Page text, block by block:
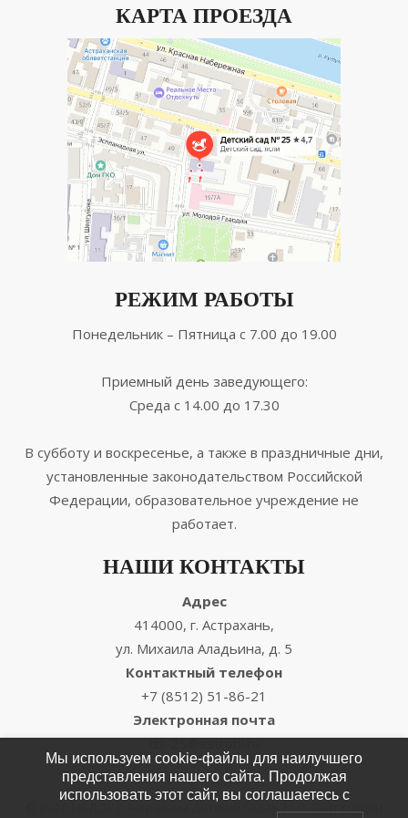
КАРТА ПРОЕЗДА
РЕЖИМ РАБОТЫ
Понедельник – Пятница с 7.00 до 19.00
Приемный день заведующего:
Среда с 14.00 до 17.30
В субботу и воскресенье, а также в праздничные дни,
установленные законодательством Российской
Федерации, образовательное учреждение не
работает.
НАШИ КОНТАКТЫ
Адрес
414000, г. Астрахань,
ул. Михаила Аладьина, д. 5
Контактный телефон
+7 (8512) 51-86-21
Электронная почта
ds-25@astrobl.ru
© 2026 МБДОУ г. Астрахани Детский сад № 25
Мы используем cookie-файлы для наилучшего
представления нашего сайта. Продолжая
использовать этот сайт, вы соглашаетесь с